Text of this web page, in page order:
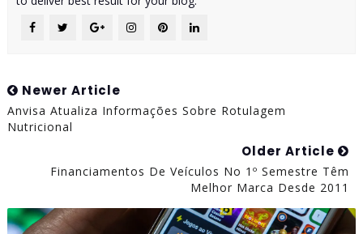
Newer Article
Anvisa Atualiza Informações Sobre Rotulagem
Nutricional
Older Article
Financiamentos De Veículos No 1º Semestre Têm
Melhor Marca Desde 2011